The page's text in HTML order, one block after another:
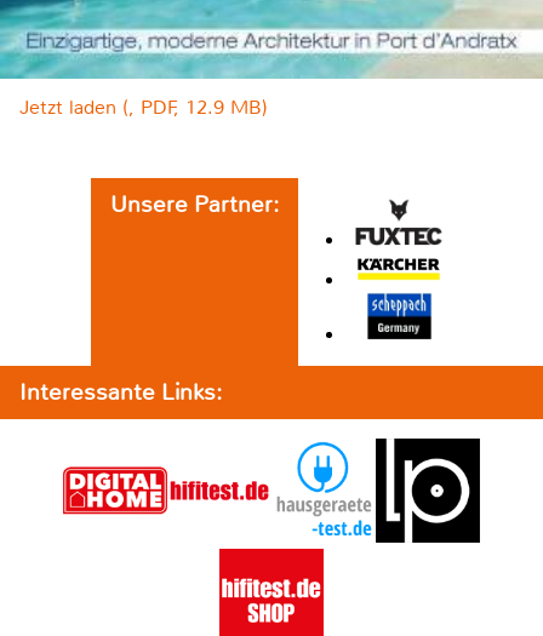
Jetzt laden (, PDF, 12.9 MB)
Unsere Partner:
Interessante Links: